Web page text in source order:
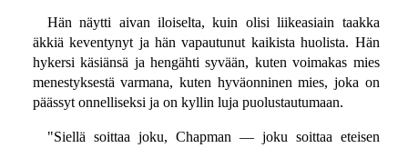
Hän näytti aivan iloiselta, kuin olisi liikeasiain taakka
äkkiä keventynyt ja hän vapautunut kaikista huolista. Hän
hykersi käsiänsä ja hengähti syvään, kuten voimakas mies
menestyksestä varmana, kuten hyväonninen mies, joka on
päässyt onnelliseksi ja on kyllin luja puolustautumaan.
"Siellä soittaa joku, Chapman — joku soittaa eteisen